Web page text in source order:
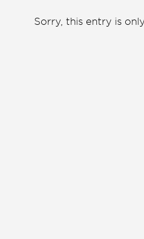
Sorry, this entry is